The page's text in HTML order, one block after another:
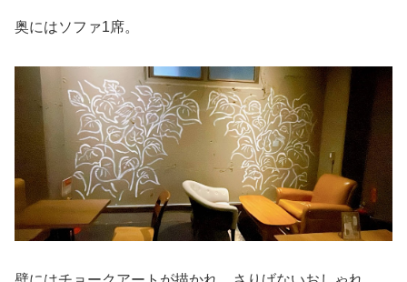
奥にはソファ1席。